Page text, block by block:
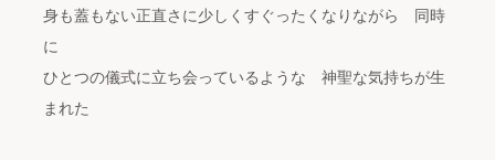
身も蓋もない正直さに少しくすぐったくなりながら 同時
に
ひとつの儀式に立ち会っているような 神聖な気持ちが生
まれた